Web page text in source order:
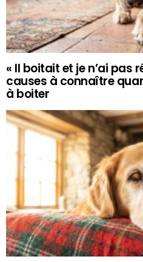
« Il boitait et je n’ai pas
causes à connaître
à boiter